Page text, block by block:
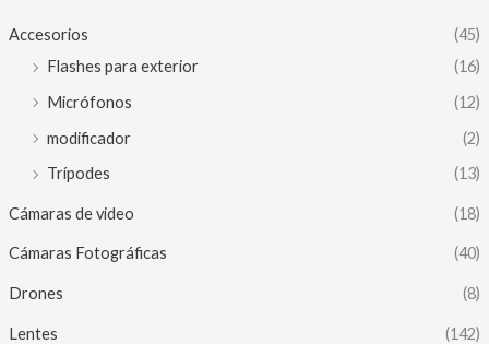
Accesorios
(45)
Flashes para exterior
(16)
Micrófonos
(12)
modificador
(2)
Trípodes
(13)
Cámaras de video (18)
Cámaras Fotográficas (40)
Drones (8)
Lentes (142)